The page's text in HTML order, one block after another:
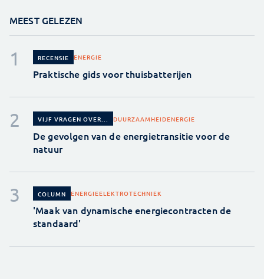
MEEST GELEZEN
RECENSIE ENERGIE
Praktische gids voor thuisbatterijen
VIJF VRAGEN OVER... DUURZAAMHEIDENERGIE
De gevolgen van de energietransitie voor de
natuur
COLUMN ENERGIEELEKTROTECHNIEK
'Maak van dynamische energiecontracten de
standaard'